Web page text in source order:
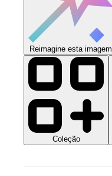
Reimagine esta imagem
Coleção